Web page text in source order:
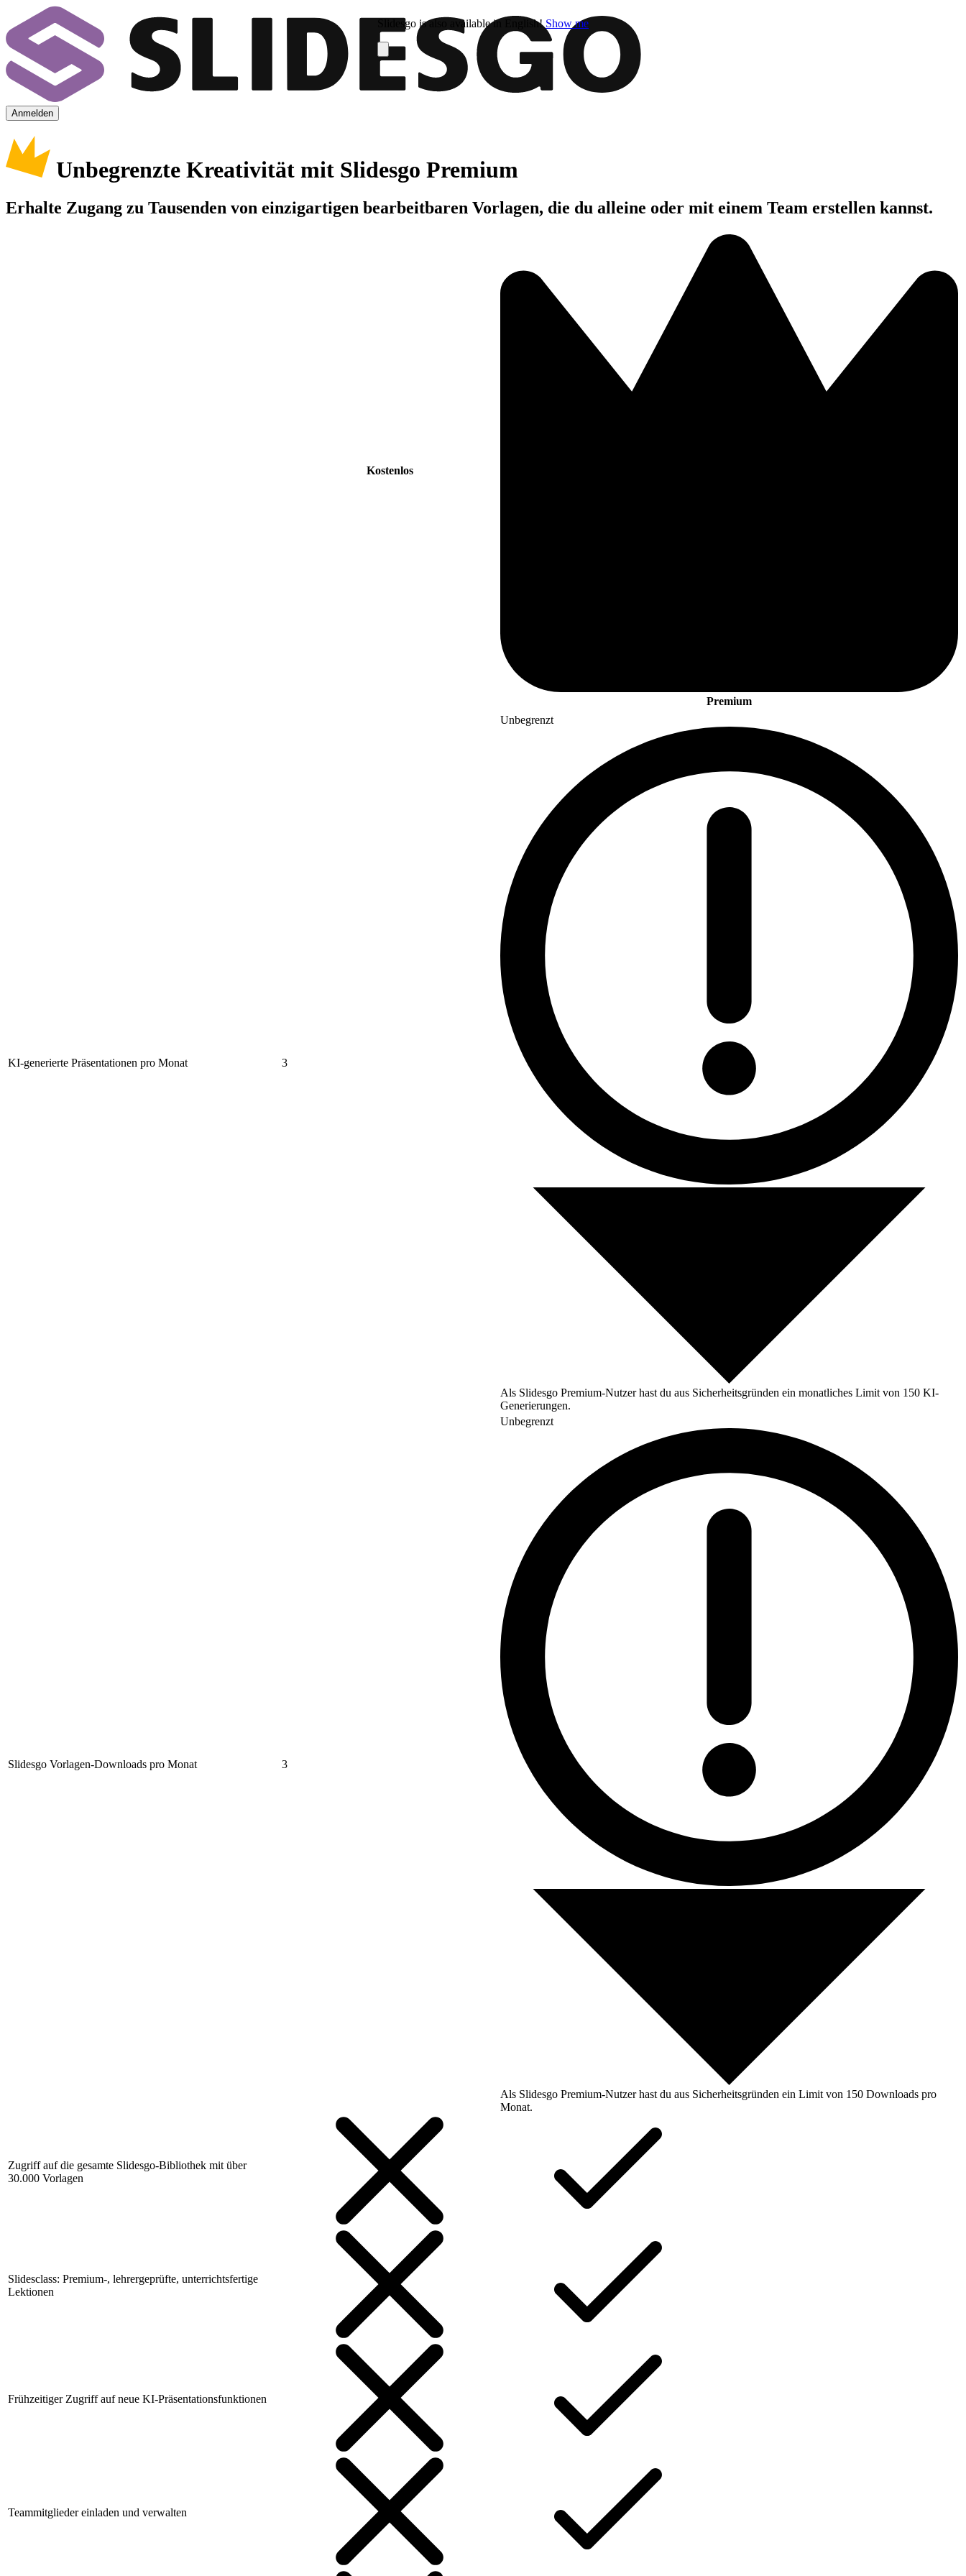
Slidesgo is also available in English! Show me
Anmelden
Unbegrenzte Kreativität mit Slidesgo Premium
Erhalte Zugang zu Tausenden von einzigartigen bearbeitbaren Vorlagen, die du alleine oder mit einem Team erstellen kannst.
Kostenlos
Premium
KI-generierte Präsentationen pro Monat 3
Unbegrenzt
Als Slidesgo Premium-Nutzer hast du aus Sicherheitsgründen ein monatliches Limit von 150 KI-
Generierungen.
Slidesgo Vorlagen-Downloads pro Monat 3
Unbegrenzt
Als Slidesgo Premium-Nutzer hast du aus Sicherheitsgründen ein Limit von 150 Downloads pro
Monat.
Zugriff auf die gesamte Slidesgo-Bibliothek mit über
30.000 Vorlagen
Slidesclass: Premium-, lehrergeprüfte, unterrichtsfertige
Lektionen
Frühzeitiger Zugriff auf neue KI-Präsentationsfunktionen
Teammitglieder einladen und verwalten